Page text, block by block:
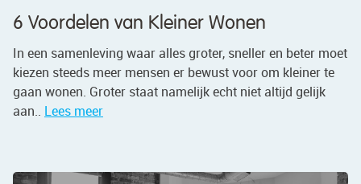
6 Voordelen van Kleiner Wonen
In een samenleving waar alles groter, sneller en beter moet
kiezen steeds meer mensen er bewust voor om kleiner te
gaan wonen. Groter staat namelijk echt niet altijd gelijk
aan.. Lees meer